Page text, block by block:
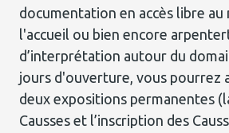
documentation en accès libre au
l'accueil ou bien encore
d’interprétation autour du
jours d'ouverture, vous pourrez
deux expositions permanentes
Causses et l’inscription des